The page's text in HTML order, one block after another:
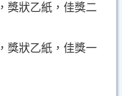
獎狀乙紙，佳獎二
獎狀乙紙，佳獎一